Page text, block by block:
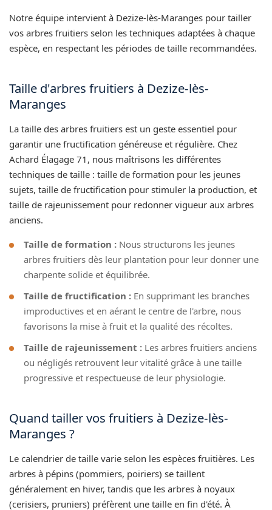
Notre équipe intervient à Dezize-lès-Maranges pour tailler
vos arbres fruitiers selon les techniques adaptées à chaque
espèce, en respectant les périodes de taille recommandées.
Taille d'arbres fruitiers à Dezize-lès-
Maranges
La taille des arbres fruitiers est un geste essentiel pour
garantir une fructification généreuse et régulière. Chez
Achard Élagage 71, nous maîtrisons les différentes
techniques de taille : taille de formation pour les jeunes
sujets, taille de fructification pour stimuler la production, et
taille de rajeunissement pour redonner vigueur aux arbres
anciens.
Taille de formation : Nous structurons les jeunes
arbres fruitiers dès leur plantation pour leur donner une
charpente solide et équilibrée.
Taille de fructification : En supprimant les branches
improductives et en aérant le centre de l'arbre, nous
favorisons la mise à fruit et la qualité des récoltes.
Taille de rajeunissement : Les arbres fruitiers anciens
ou négligés retrouvent leur vitalité grâce à une taille
progressive et respectueuse de leur physiologie.
Quand tailler vos fruitiers à Dezize-lès-
Maranges ?
Le calendrier de taille varie selon les espèces fruitières. Les
arbres à pépins (pommiers, poiriers) se taillent
généralement en hiver, tandis que les arbres à noyaux
(cerisiers, pruniers) préfèrent une taille en fin d'été. À